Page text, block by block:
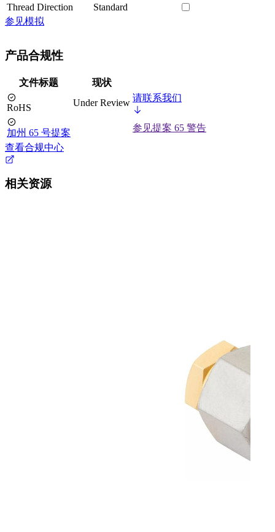
Thread Direction
Standard
参见模拟
产品合规性
文件标题 现状
RoHS Under Review 请联系我们
加州 65 号提案
参见提案 65 警告
查看合规中心
相关资源